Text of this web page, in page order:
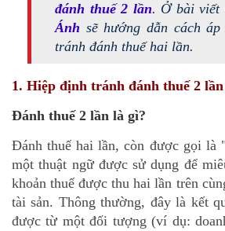
đánh thuế 2 lần. Ở bài viết
Ánh sẽ hướng dẫn cách
tránh đánh thuế hai lần.
1. Hiệp định tránh đánh thuế 2
Đánh thuế 2 lần là gì?
Đánh thuế hai lần, còn được gọi là
một thuật ngữ được sử dụng để
khoản thuế được thu hai lần trên
tài sản. Thông thường, đây là kết
được từ một đối tượng (ví dụ: